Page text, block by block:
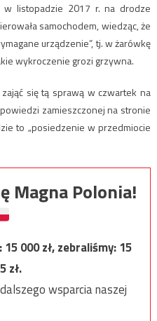
listopadzie 2017 r. na drodze
samochodem, wiedząc, że
urządzenie”, tj. w żarówkę
wykroczenie grozi grzywna.
się tą sprawą w czwartek na
zamieszczonej na stronie
to „posiedzenie w przedmiocie
Magna Polonia!
15 000zł, zebraliśmy:15
zł.
wsparcia naszej